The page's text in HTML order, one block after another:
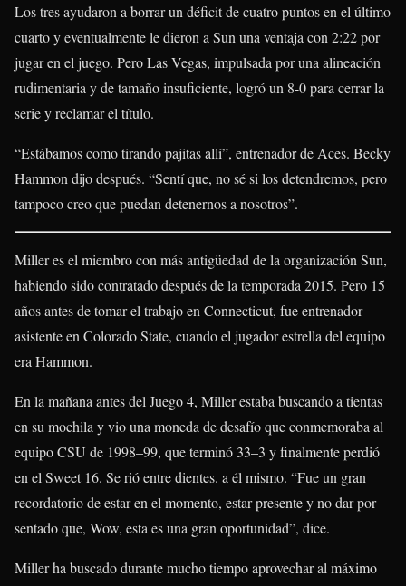
Los tres ayudaron a borrar un déficit de cuatro puntos en el último
cuarto y eventualmente le dieron a Sun una ventaja con 2:22 por
jugar en el juego. Pero Las Vegas, impulsada por una alineación
rudimentaria y de tamaño insuficiente, logró un 8-0 para cerrar la
serie y reclamar el título.
“Estábamos como tirando pajitas allí”, entrenador de Aces. Becky
Hammon dijo después. “Sentí que, no sé si los detendremos, pero
tampoco creo que puedan detenernos a nosotros”.
Miller es el miembro con más antigüedad de la organización Sun,
habiendo sido contratado después de la temporada 2015. Pero 15
años antes de tomar el trabajo en Connecticut, fue entrenador
asistente en Colorado State, cuando el jugador estrella del equipo
era Hammon.
En la mañana antes del Juego 4, Miller estaba buscando a tientas
en su mochila y vio una moneda de desafío que conmemoraba al
equipo CSU de 1998–99, que terminó 33–3 y finalmente perdió
en el Sweet 16. Se rió entre dientes. a él mismo. “Fue un gran
recordatorio de estar en el momento, estar presente y no dar por
sentado que, Wow, esta es una gran oportunidad”, dice.
Miller ha buscado durante mucho tiempo aprovechar al máximo